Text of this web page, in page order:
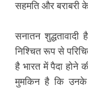
सहमति और बराबरी
सनातन
निश्चित रूप से
है भारत में पैदा होने
मुमकिन है कि उनके